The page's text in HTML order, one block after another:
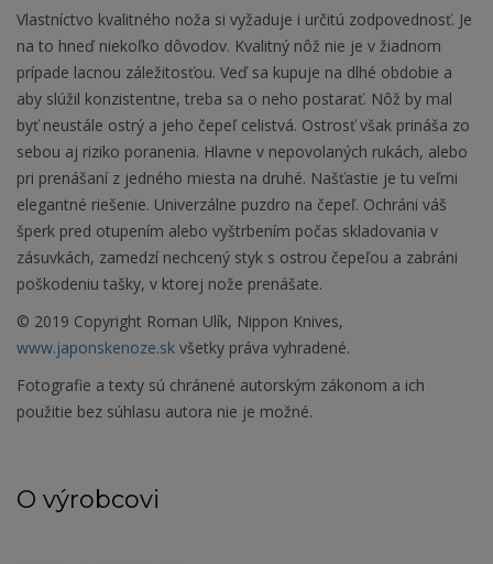
Vlastníctvo kvalitného noža si vyžaduje i určitú zodpovednosť. Je
na to hneď niekoľko dôvodov. Kvalitný nôž nie je v žiadnom
prípade lacnou záležitosťou. Veď sa kupuje na dlhé obdobie a
aby slúžil konzistentne, treba sa o neho postarať. Nôž by mal
byť neustále ostrý a jeho čepeľ celistvá. Ostrosť však prináša zo
sebou aj riziko poranenia. Hlavne v nepovolaných rukách, alebo
pri prenášaní z jedného miesta na druhé. Našťastie je tu veľmi
elegantné riešenie. Univerzálne puzdro na čepeľ. Ochráni váš
šperk pred otupením alebo vyštrbením počas skladovania v
zásuvkách, zamedzí nechcený styk s ostrou čepeľou a zabráni
poškodeniu tašky, v ktorej nože prenášate.
© 2019 Copyright Roman Ulík, Nippon Knives,
www.japonskenoze.sk všetky práva vyhradené.
Fotografie a texty sú chránené autorským zákonom a ich
použitie bez súhlasu autora nie je možné.
O výrobcovi